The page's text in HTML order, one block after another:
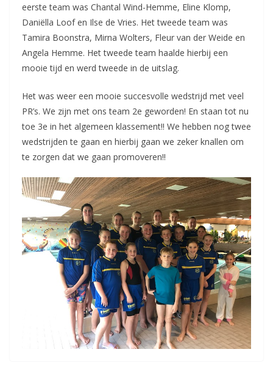
eerste team was Chantal Wind-Hemme, Eline Klomp,
Daniëlla Loof en Ilse de Vries. Het tweede team was
Tamira Boonstra, Mirna Wolters, Fleur van der Weide en
Angela Hemme. Het tweede team haalde hierbij een
mooie tijd en werd tweede in de uitslag.
Het was weer een mooie succesvolle wedstrijd met veel
PR’s. We zijn met ons team 2e geworden! En staan tot nu
toe 3e in het algemeen klassement!! We hebben nog twee
wedstrijden te gaan en hierbij gaan we zeker knallen om
te zorgen dat we gaan promoveren!!